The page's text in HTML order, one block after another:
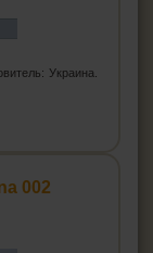
Украина.
002